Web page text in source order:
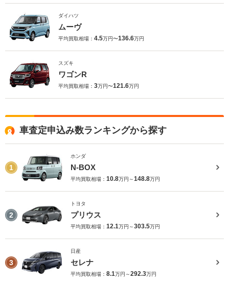
ダイハツ
ムーヴ
平均買取相場： 4.5万円〜136.6万円
スズキ
ワゴンR
平均買取相場： 3万円〜121.6万円
車査定申込み数ランキングから探す
1
ホンダ
N-BOX
平均買取相場： 10.8万円～148.8万円
2
トヨタ
プリウス
平均買取相場： 12.1万円～303.5万円
3
日産
セレナ
平均買取相場： 8.1万円～292.3万円